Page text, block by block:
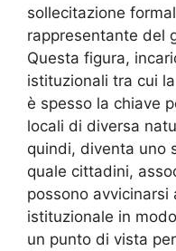
sollecitazione
rappresentante del
Questa figura,
istituzionali tra cui
è spesso la chiave
locali di diversa
quindi, diventa uno
quale cittadini,
possono avvicinarsi
istituzionale in
un punto di vista